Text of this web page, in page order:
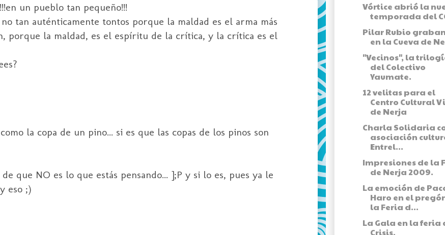
un pueblo tan pequeño!!!
tan auténticamente tontos porque la maldad es el arma más
porque la maldad, es el espíritu de la crítica, y la crítica es el
la copa de un pino... si es que las copas de los pinos son
que NO es lo que estás pensando... ];P y si lo es, pues ya le
eso ;)
Vórtice abrió la
temporada del
Pilar Rubio
en la Cueva de
"Vecinos", la
del Colectivo
Yaumate.
12 velitas para el
Centro Cultural
de Nerja
Charla Solidaria
asociación
Entrel...
Impresiones de la
de Nerja 2009.
La emoción de
Haro en el
la Feria d...
La Gala en la feria
Crisis.